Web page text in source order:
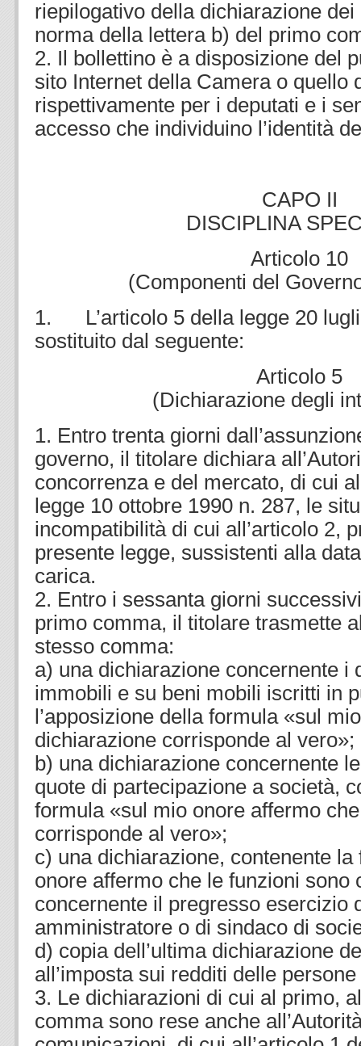
riepilogativo della dichiarazione
norma della lettera b) del primo
2. Il bollettino è a disposizione del
sito Internet della Camera o quello
rispettivamente per i deputati e i
accesso che individuino l’identità
CAPO II
DISCIPLINA
Articolo 10
(Componenti del
1. L’articolo 5 della legge 20
sostituito dal seguente:
Articolo 5
(Dichiarazione degli
1. Entro trenta giorni
governo, il titolare dichiara
concorrenza e del mercato, di cui
legge 10 ottobre 1990 n. 287, le
incompatibilità di cui all’articolo 2,
presente legge, sussistenti alla
carica.
2. Entro i sessanta giorni
primo comma, il titolare trasmette
stesso comma:
a) una dichiarazione concernente i
immobili e su beni mobili iscritti in
l’apposizione della formula «sul
dichiarazione corrisponde al vero»;
b) una dichiarazione concernente
quote di partecipazione a società,
formula «sul mio onore affermo
corrisponde al vero»;
c) una dichiarazione, contenente
onore affermo che le funzioni sono
concernente il pregresso esercizio
amministratore o di sindaco di
d) copia dell’ultima dichiarazione
all’imposta sui redditi delle
3. Le dichiarazioni di cui al primo,
comma sono rese anche